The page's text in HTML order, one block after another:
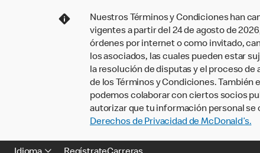
Nuestros Términos y Condiciones han
vigentes a partir del 24 de agosto de
órdenes por internet o como invitado,
los asociados, las cuales pueden estar
la resolución de disputas y el proceso
de los Términos y Condiciones. También
podemos colaborar con ciertos socios
autorizar que tu información personal se
Derechos de Privacidad de McDonald’s.